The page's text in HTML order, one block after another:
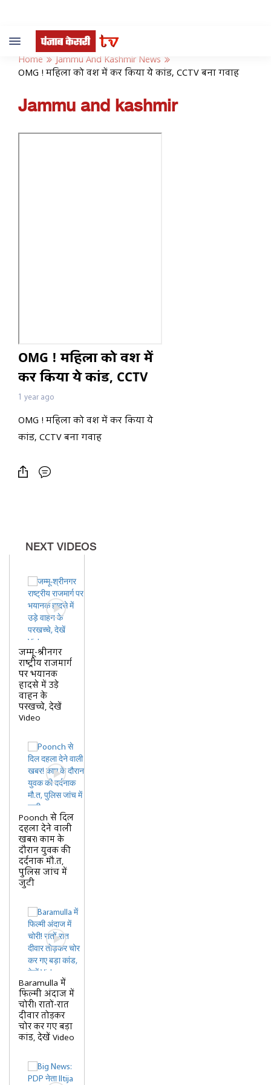
Toggle
navigation
Home
Jammu And Kashmir News
OMG ! महिला को वश में कर किया ये कांड, CCTV बना गवाह
Jammu and kashmir
OMG ! महिला को वश में
कर किया ये कांड, CCTV
बना गवाह
1 year ago
OMG ! महिला को वश में कर किया ये
कांड, CCTV बना गवाह
NEXT VIDEOS
जम्मू-श्रीनगर
राष्ट्रीय राजमार्ग
पर भयानक
हादसे में उड़े
वाहन के
परखच्चे, देखें
Video
Poonch से दिल
दहला देने वाली
खबर! काम के
दौरान युवक की
दर्दनाक मौ.त,
पुलिस जांच में
जुटी
Baramulla में
फिल्मी अंदाज में
चोरी! रातों-रात
दीवार तोड़कर
चोर कर गए बड़ा
कांड, देखें Video